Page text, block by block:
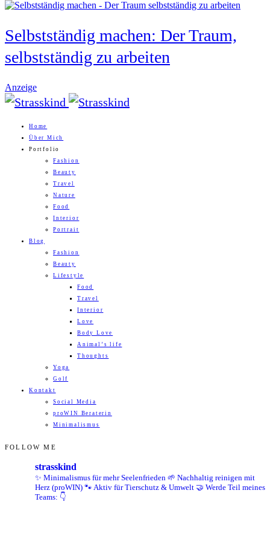
Selbstständig machen: Der Traum,
selbstständig zu arbeiten
Anzeige
Home
Über Mich
Portfolio
Fashion
Beauty
Travel
Nature
Food
Interior
Portrait
Blog
Fashion
Beauty
Lifestyle
Food
Travel
Interior
Love
Body Love
Animal’s life
Thoughts
Yoga
Golf
Kontakt
Social Media
proWIN Beraterin
Minimalismus
FOLLOW ME
strasskind
✨ Minimalismus für mehr Seelenfrieden 🌱 Nachhaltig reinigen mit
Herz (proWIN) 🐾 Aktiv für Tierschutz & Umwelt 🤝 Werde Teil meines
Teams: 👇